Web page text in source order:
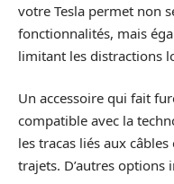
votre Tesla permet non
fonctionnalités, mais
limitant les distractions
Un accessoire qui fait
compatible avec la
les tracas liés aux
trajets. D’autres options